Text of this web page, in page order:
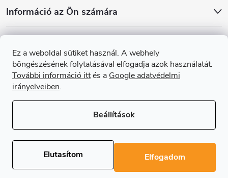
Ez a weboldal sütiket használ. A webhely
böngészésének folytatásával elfogadja azok használatát.
További információ ittés a Google adatvédelmi
irányelveiben.
Beállítások
Elutasítom Elfogadom
é
Információ az Ön számára
Online fizetési lehetőséget biztosítunk
szerkesztése